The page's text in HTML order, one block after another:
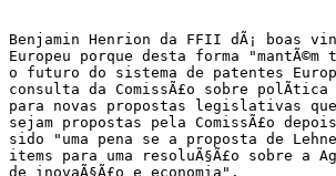
Benjamin Henrion da FFII dÃ¡ boas
Europeu porque desta forma
o futuro do sistema de patentes
consulta da ComissÃ£o sobre
para novas propostas legislativas que
sejam propostas pela ComissÃ£o
sido "uma pena se a proposta de
items para uma resoluÃ§Ã£o sobre a
de inovaÃ§Ã£o e economia".